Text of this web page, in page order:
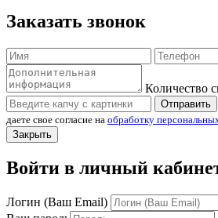
Заказать звонок
Количество
Отправить
даете свое согласие на обработку
Закрыть
Войти в личный
Логин (Ваш Email)